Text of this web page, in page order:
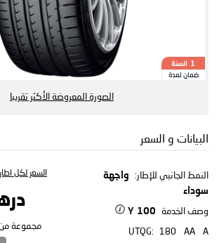
1 السنة
ضمان لمدة
الصورة المعروضة الأكثر تقريبا
البيانات و السعر
النمط الجانبي للإطار:
واجهة
سوداء
وصف الخدمة 100 Y
UTQG: 180 AA
A
السعر لكل
درهم
مجموعة من